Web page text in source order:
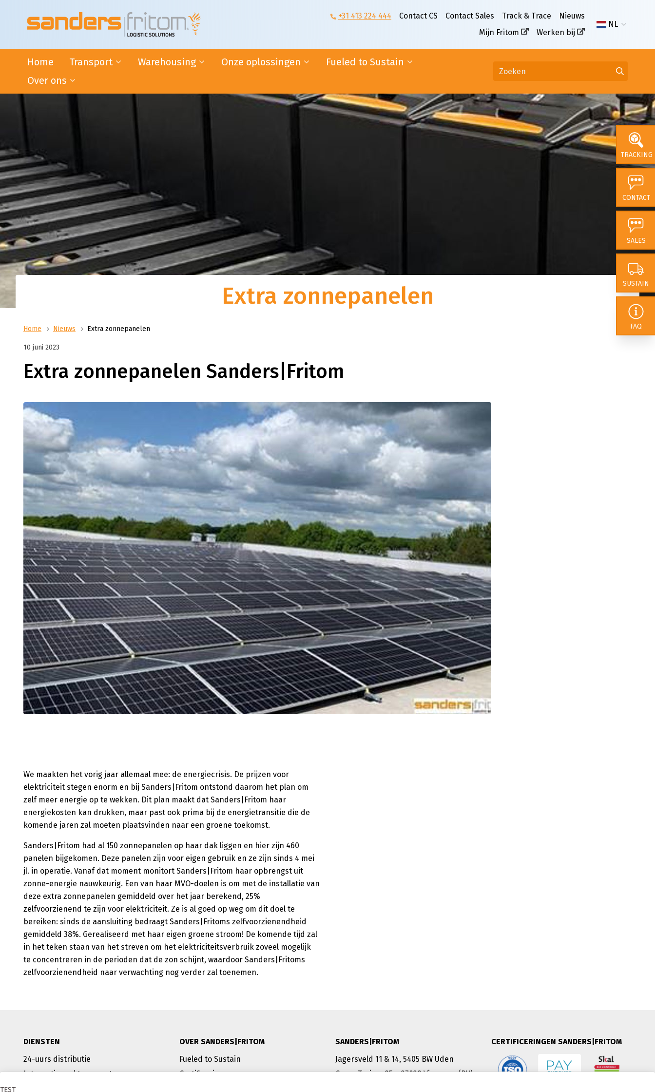
TEST
+31 413 224 444 Contact CS Contact Sales Track & Trace
Nieuws
Mijn Fritom
Werken bij
NL
Home Transport
de Benelux
Transport / Distributie
Vanuit ons distributiecentrum in Uden verzorgen wij
de opslag en distributie van uw goederen. Van 24-
Warehousing
Warehousing
Op zoek naar ruimte om uw goederen veilig op te
slaan? Dan bent u bij Sanders|Fritom aan het goede
adres. Wij beschikken over een in 2020
nieuwgebouwd distributiecentrum van bijna 20.000
m2. In augustus 2023 hebben we ons nieuwe
warehouse geopend op Jagersveld 11 te Uden, vlakbij
ons hoofdpand. Met een indrukwekkende capaciteit
Onze oplossingen
E-fulfilment
Het gemak van warehousing en distributie in één?
Met totale logistieke oplossingen van Sanders|Fritom
heeft u geen omkijken meer naar de logistieke keten.
Fueled to Sustain
Duurzaam bouwen
Duurzaam ondernemen
Ambassadeurs
onze strategie hebben we bepaald dat we ons als
logistiek dienstverlener willen onderscheiden door
duurzame maatschappelijke betrokkenheidte
combineren met klantgerichtheid, flexibiliteit en
ondernemerschap.
Over ons
Over ons
Logistiek als passie: dat is hoe wij bij Sanders|Fritom
omgaan met onze dagelijkse bedrijfsvoering. Meer
TRACKING
CONTACT
SALES
SUSTAIN
FAQ
Extra zonnepanelen
Home Nieuws Extra zonnepanelen
Extra zonnepanelen Sanders|Fritom
10 juni 2023
We maakten het vorig jaar allemaal mee: de energiecrisis. De prijzen voor
elektriciteit stegen enorm en bij Sanders|Fritom ontstond daarom het plan om
zelf meer energie op te wekken. Dit plan maakt dat Sanders|Fritom haar
energiekosten kan drukken, maar past ook prima bij de energietransitie die de
komende jaren zal moeten plaatsvinden naar een groene toekomst.
Sanders|Fritom had al 150 zonnepanelen op haar dak liggen en hier zijn 460
panelen bijgekomen. Deze panelen zijn voor eigen gebruik en ze zijn sinds 4 mei
jl. in operatie. Vanaf dat moment monitort Sanders|Fritom haar opbrengst uit
zonne-energie nauwkeurig. Een van haar MVO-doelen is om met de installatie van
deze extra zonnepanelen gemiddeld over het jaar berekend, 25%
zelfvoorzienend te zijn voor elektriciteit. Ze is al goed op weg om dit doel te
bereiken: sinds de aansluiting bedraagt Sanders|Fritoms zelfvoorzienendheid
gemiddeld 38%. Gerealiseerd met haar eigen groene stroom! De komende tijd zal
in het teken staan van het streven om het elektriciteitsverbruik zoveel mogelijk
te concentreren in de perioden dat de zon schijnt, waardoor Sanders|Fritoms
zelfvoorzienendheid naar verwachting nog verder zal toenemen.
DIENSTEN
24-uurs distributie
Internationaal transport
OVER SANDERS|FRITOM
Fueled to Sustain
Certificering
SANDERS|FRITOM
Jagersveld 11 & 14, 5405 BW Uden
Corso Torino, 95 – 27029 Vigevano (PV)
CERTIFICERINGEN SANDERS|FRITOM